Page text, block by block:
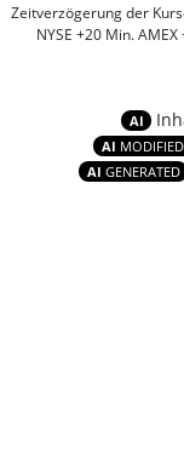
Zeitverzögerung der
NYSE +20 Min.
AI
AI MODIFIED
AI GENERATED